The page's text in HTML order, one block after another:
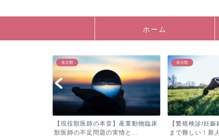
ホーム
未分類
【現役獣医師の本音】産業動物臨床
獣医師の不足問題の実情と...
未分類
【繁殖検診/妊娠
まで難しい！新